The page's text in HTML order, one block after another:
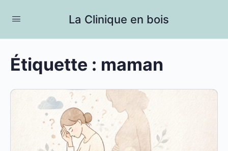
La Clinique en bois
Étiquette : maman